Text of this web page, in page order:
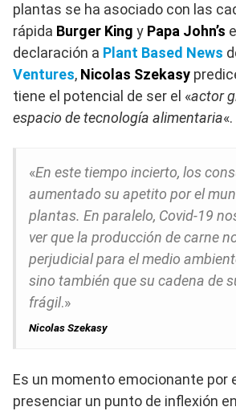
plantas se ha asociado con las
rápida Burger King y Papa John’s
declaración a Plant Based News
Ventures, Nicolas Szekasy
tiene el potencial de ser el «actor
espacio de tecnología alimentaria«.
«En este tiempo incierto, los
aumentado su apetito por el
plantas. En paralelo, Covid-19
ver que la producción de carne
perjudicial para el medio
sino también que su cadena de
frágil.»
Nicolas Szekasy
Es un momento emocionante por
presenciar un punto de inflexión